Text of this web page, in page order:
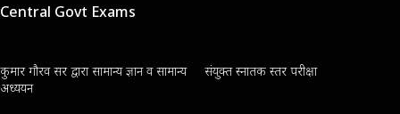
Central Govt Exams
कुमार गौरव सर द्वारा सामान्य ज्ञान व सामान्य
अध्ययन
संयुक्त स्नातक स्तर परीक्षा